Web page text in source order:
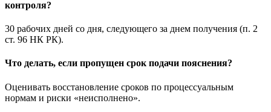
контроля?
30 рабочих дней со дня, следующего за днем получения (п. 2
ст. 96 НК РК).
Что делать, если пропущен срок подачи пояснения?
Оценивать восстановление сроков по процессуальным
нормам и риски «неисполнено».